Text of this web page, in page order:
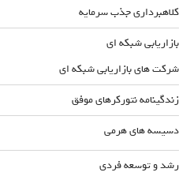
کلاهبرداری جذب سرمایه
بازاریابی شبکه ای
شرکت های بازاریابی شبکه ای
زندگینامه نتورکرهای موفق
دسیسه های هرمی
رشد و توسعه فردی